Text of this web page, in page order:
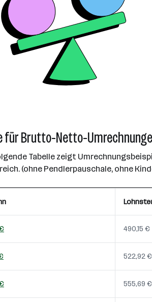
für Brutto-Netto-
Tabelle zeigt
(ohne Pendlerpauschale, ohne
490,15 €
522,92 €
555,69 €